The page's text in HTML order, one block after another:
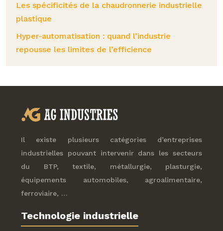
Les spécificités de la chaudronnerie industrielle
plastique
Hyper-automatisation : quand l’industrie
repousse les limites de l’efficience
Il existe plusieurs catégories d’entreprises
industrielles pouvant intervenir dans les secteurs
du BTP, textile, métallurgie, plasturgie,
équipements automobiles, agroalimentaire,
ferroviaire, …
Technologie industrielle